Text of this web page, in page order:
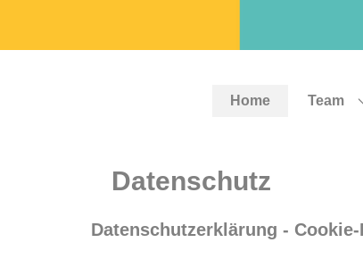
Home Team
Datenschutz
Datenschutzerklärung -